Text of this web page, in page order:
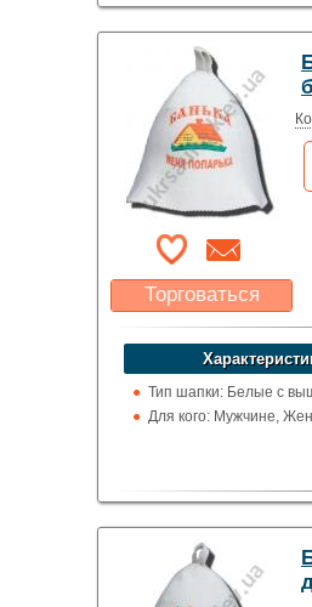
Торговаться
Какая цена Вас
устроит?
Указать цену
Тип шапки: Белые с
Для кого: Мужчине,